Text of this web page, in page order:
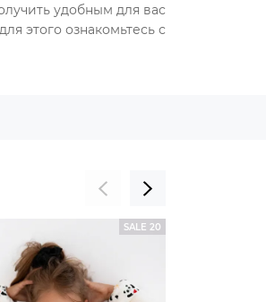
удобным для вас
этого ознакомьтесь с
SALE 20